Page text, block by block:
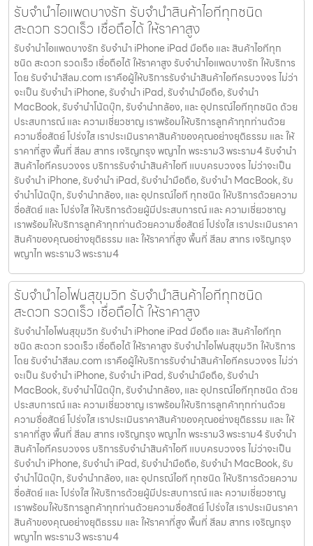
รับจำนำไอแพดบางรัก รับจำนำสินค้าไอทีทุกชนิด
สะดวก รวดเร็ว เชื่อถือได้ ให้ราคาสูง
รับจำนำไอแพดบางรัก รับจำนำ iPhone iPad มือถือ และ สินค้าไอทีทุก
ชนิด สะดวก รวดเร็ว เชื่อถือได้ ให้ราคาสูง รับจำนำไอแพดบางรัก ให้บริการ
โดย รับจํานําสีลม.com เราคือผู้ให้บริการรับจำนำสินค้าไอทีครบวงจร ไม่ว่า
จะเป็น รับจำนำ iPhone, รับจำนำ iPad, รับจำนำมือถือ, รับจำนำ
MacBook, รับจำนำโน้ตบุ๊ก, รับจำนำกล้อง, และ อุปกรณ์ไอทีทุกชนิด ด้วย
ประสบการณ์ และ ความเชี่ยวชาญ เราพร้อมให้บริการลูกค้าทุกท่านด้วย
ความซื่อสัตย์ โปร่งใส เราประเมินราคาสินค้าของคุณอย่างยุติธรรม และ ให้
ราคาที่สูง พื้นที่ สีลม สาทร เจริญกรุง พญาไท พระราม3 พระราม4 รับจำนำ
สินค้าไอทีครบวงจร บริการรับจำนำสินค้าไอที แบบครบวงจร ไม่ว่าจะเป็น
รับจำนำ iPhone, รับจำนำ iPad, รับจำนำมือถือ, รับจำนำ MacBook, รับ
จำนำโน้ตบุ๊ก, รับจำนำกล้อง, และ อุปกรณ์ไอที ทุกชนิด ให้บริการด้วยความ
ซื่อสัตย์ และ โปร่งใส ให้บริการด้วยผู้มีประสบการณ์ และ ความเชี่ยวชาญ
เราพร้อมให้บริการลูกค้าทุกท่านด้วยความซื่อสัตย์ โปร่งใส เราประเมินราคา
สินค้าของคุณอย่างยุติธรรม และ ให้ราคาที่สูง พื้นที่ สีลม สาทร เจริญกรุง
พญาไท พระราม3 พระราม4
รับจำนำไอโฟนสุขุมวิท รับจำนำสินค้าไอทีทุกชนิด
สะดวก รวดเร็ว เชื่อถือได้ ให้ราคาสูง
รับจำนำไอโฟนสุขุมวิท รับจำนำ iPhone iPad มือถือ และ สินค้าไอทีทุก
ชนิด สะดวก รวดเร็ว เชื่อถือได้ ให้ราคาสูง รับจำนำไอโฟนสุขุมวิท ให้บริการ
โดย รับจํานําสีลม.com เราคือผู้ให้บริการรับจำนำสินค้าไอทีครบวงจร ไม่ว่า
จะเป็น รับจำนำ iPhone, รับจำนำ iPad, รับจำนำมือถือ, รับจำนำ
MacBook, รับจำนำโน๊ตบุ๊ก, รับจำนำกล้อง, และ อุปกรณ์ไอทีทุกชนิด ด้วย
ประสบการณ์ และ ความเชี่ยวชาญ เราพร้อมให้บริการลูกค้าทุกท่านด้วย
ความซื่อสัตย์ โปร่งใส เราประเมินราคาสินค้าของคุณอย่างยุติธรรม และ ให้
ราคาที่สูง พื้นที่ สีลม สาทร เจริญกรุง พญาไท พระราม3 พระราม4 รับจำนำ
สินค้าไอทีครบวงจร บริการรับจำนำสินค้าไอที แบบครบวงจร ไม่ว่าจะเป็น
รับจำนำ iPhone, รับจำนำ iPad, รับจำนำมือถือ, รับจำนำ MacBook, รับ
จำนำโน๊ตบุ๊ก, รับจำนำกล้อง, และ อุปกรณ์ไอที ทุกชนิด ให้บริการด้วยความ
ซื่อสัตย์ และ โปร่งใส ให้บริการด้วยผู้มีประสบการณ์ และ ความเชี่ยวชาญ
เราพร้อมให้บริการลูกค้าทุกท่านด้วยความซื่อสัตย์ โปร่งใส เราประเมินราคา
สินค้าของคุณอย่างยุติธรรม และ ให้ราคาที่สูง พื้นที่ สีลม สาทร เจริญกรุง
พญาไท พระราม3 พระราม4